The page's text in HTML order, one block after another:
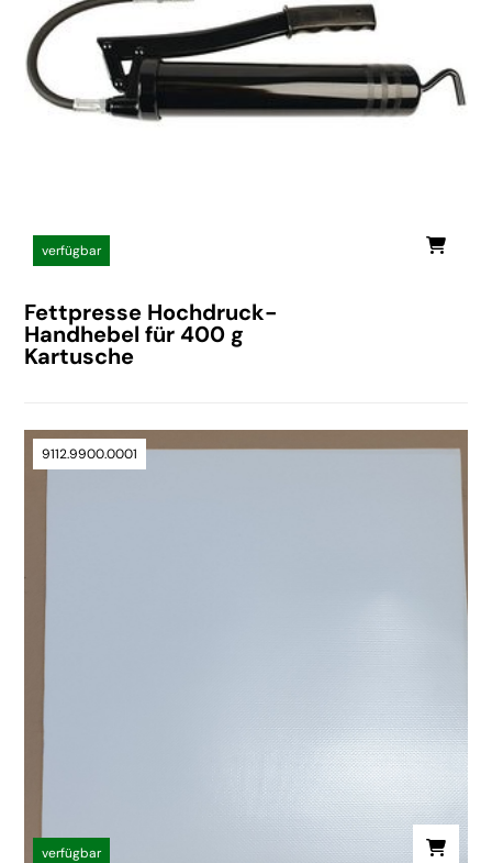
verfügbar
Fettpresse Hochdruck-
Handhebel für 400 g
Kartusche
9112.9900.0001
verfügbar